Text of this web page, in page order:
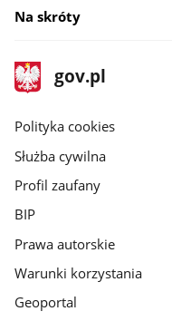
Na skróty
stopka
gov.pl
Strona
gov.pl
gov.pl
Polityka cookies
Służba cywilna
Profil zaufany
BIP
Prawa autorskie
Warunki korzystania
Geoportal